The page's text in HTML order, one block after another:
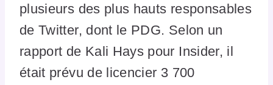
plusieurs des plus hauts responsables
de Twitter, dont le PDG. Selon un
rapport de Kali Hays pour Insider, il
était prévu de licencier 3 700